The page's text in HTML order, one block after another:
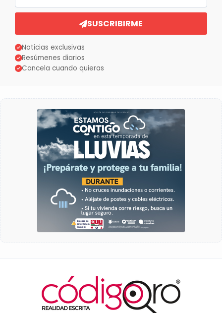
SUSCRIBIRME
Noticias exclusivas
Resúmenes diarios
Cancela cuando quieras